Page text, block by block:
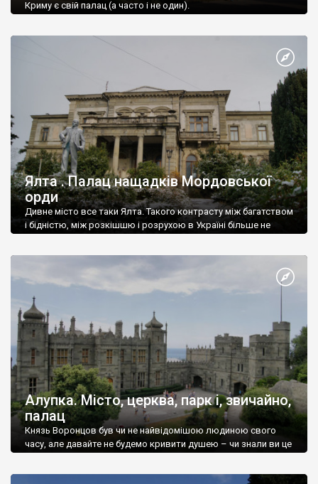
Криму є свій палац (а часто і не один).
Ялта . Палац нащадків Мордовської
орди
Дивне місто все таки Ялта. Такого контрасту між багатством
і бідністю, між розкішшю і розрухою в Україні більше не
Алупка. Місто, церква, парк і, звичайно,
палац
Князь Воронцов був чи не найвідомішою людиною свого
часу, але давайте не будемо кривити душею – чи знали ви це